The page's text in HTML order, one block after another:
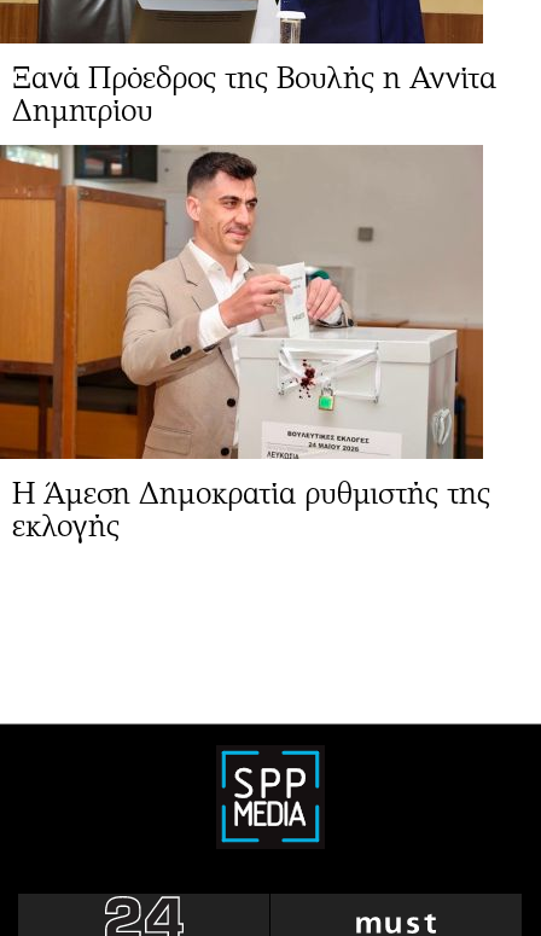
Ξανά Πρόεδρος της Βουλής η Αννίτα
Δημητρίου
Η Άμεση Δημοκρατία ρυθμιστής της
εκλογής